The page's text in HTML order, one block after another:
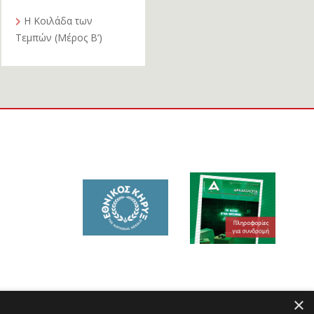
Η Κοιλάδα των
Τεμπών (Μέρος Β’)
×